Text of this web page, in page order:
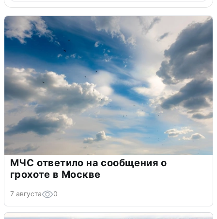
МЧС ответило на сообщения о
грохоте в Москве
7 августа 0